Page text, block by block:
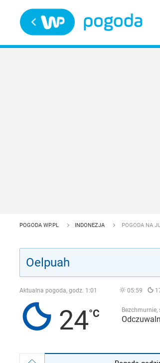
POGODA WP.PL INDONEZJA POGODA NA
Aktualna pogoda, godz. 1:01 05:59
24 Bezchmurnie,